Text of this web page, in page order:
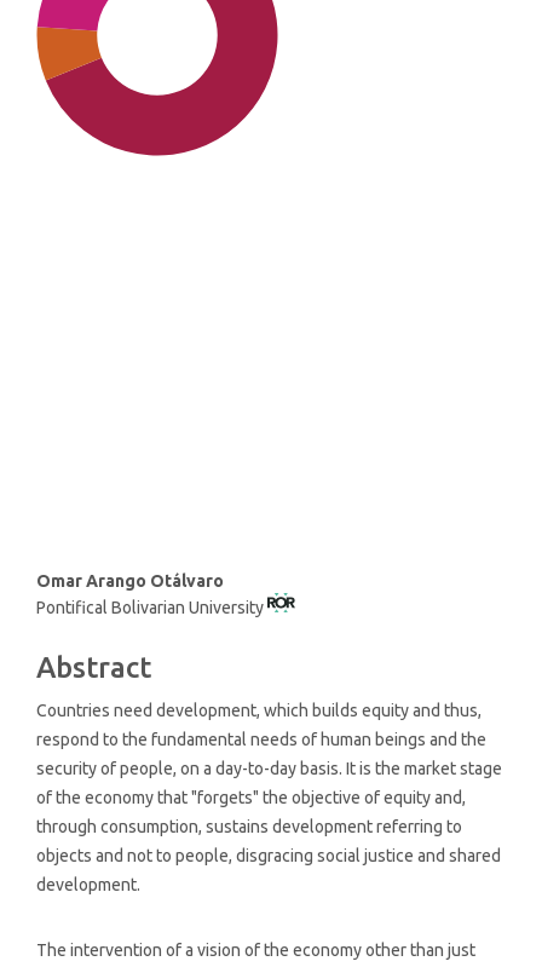
Main
Article
Omar Arango Otálvaro
Pontifical Bolivarian University
Abstract
Countries need development, which builds equity and thus,
respond to the fundamental needs of human beings and the
security of people, on a day-to-day basis. It is the market stage
of the economy that "forgets" the objective of equity and,
through consumption, sustains development referring to
objects and not to people, disgracing social justice and shared
development.
The intervention of a vision of the economy other than just